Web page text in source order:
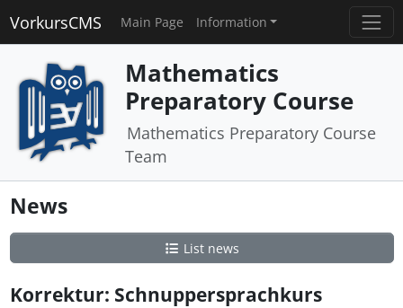
VorkursCMS Main Page Information
Mathematics
Preparatory Course
Mathematics Preparatory Course
Team
News
List news
Korrektur: Schnuppersprachkurs